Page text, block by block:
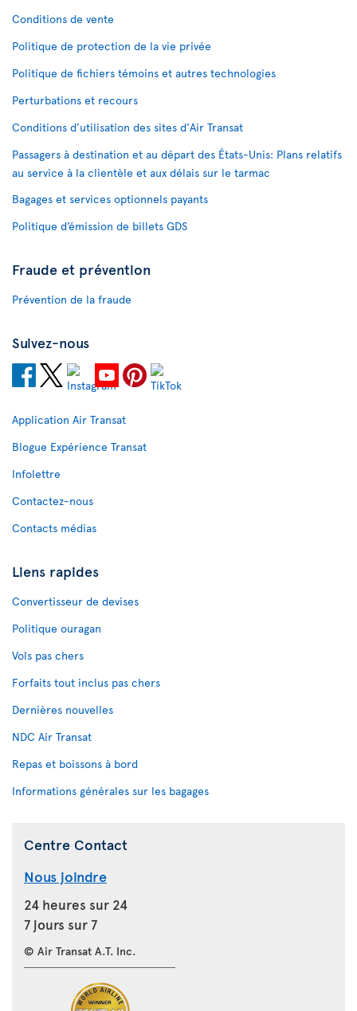
Conditions de vente
Politique de protection de la vie privée
Politique de fichiers témoins et autres technologies
Perturbations et recours
Conditions d’utilisation des sites d'Air Transat
Passagers à destination et au départ des États-Unis: Plans relatifs
au service à la clientèle et aux délais sur le tarmac
Bagages et services optionnels payants
Politique d’émission de billets GDS
Fraude et prévention
Prévention de la fraude
Suivez-nous
Application Air Transat
Blogue Expérience Transat
Infolettre
Contactez-nous
Contacts médias
Liens rapides
Convertisseur de devises
Politique ouragan
Vols pas chers
Forfaits tout inclus pas chers
Dernières nouvelles
NDC Air Transat
Repas et boissons à bord
Informations générales sur les bagages
Centre Contact
Nous joindre
24 heures sur 24
7 jours sur 7
© Air Transat A.T. Inc.